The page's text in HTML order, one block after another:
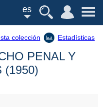
es
colección Estadísticas
PENAL Y
(1950)